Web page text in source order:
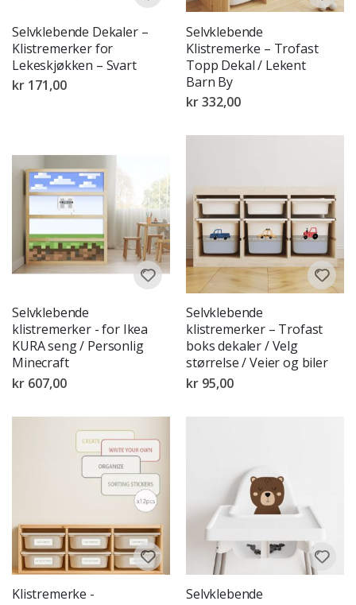
Selvklebende Dekaler –
Klistremerker for
Lekeskjøkken – Svart
kr 171,00
Selvklebende
Klistremerke – Trofast
Topp Dekal / Lekent
Barn By
kr 332,00
Selvklebende
klistremerker - for Ikea
KURA seng / Personlig
Minecraft
kr 607,00
Selvklebende
klistremerker – Trofast
boks dekaler / Velg
størrelse / Veier og biler
kr 95,00
Klistremerke -
Selvklebende